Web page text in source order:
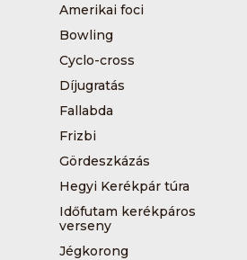
Amerikai foci
Bowling
Cyclo-cross
Díjugratás
Fallabda
Frizbi
Gördeszkázás
Hegyi Kerékpár túra
Időfutam kerékpáros
verseny
Jégkorong